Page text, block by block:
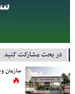
در بحث مشارکت کنید
سازمان